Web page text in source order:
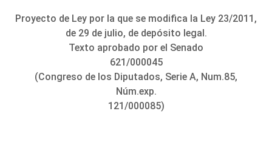
Proyecto de Ley por la que se modifica la Ley 23/2011,
de 29 de julio, de depósito legal.
Texto aprobado por el Senado
621/000045
(Congreso de los Diputados, Serie A, Num.85,
Núm.exp.
121/000085)